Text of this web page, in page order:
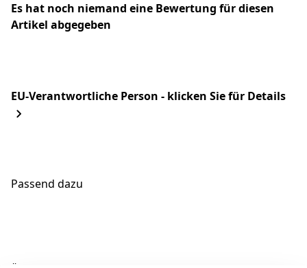
Es hat noch niemand eine Bewertung für diesen
Artikel abgegeben
EU-Verantwortliche Person - klicken Sie für Details
Passend dazu